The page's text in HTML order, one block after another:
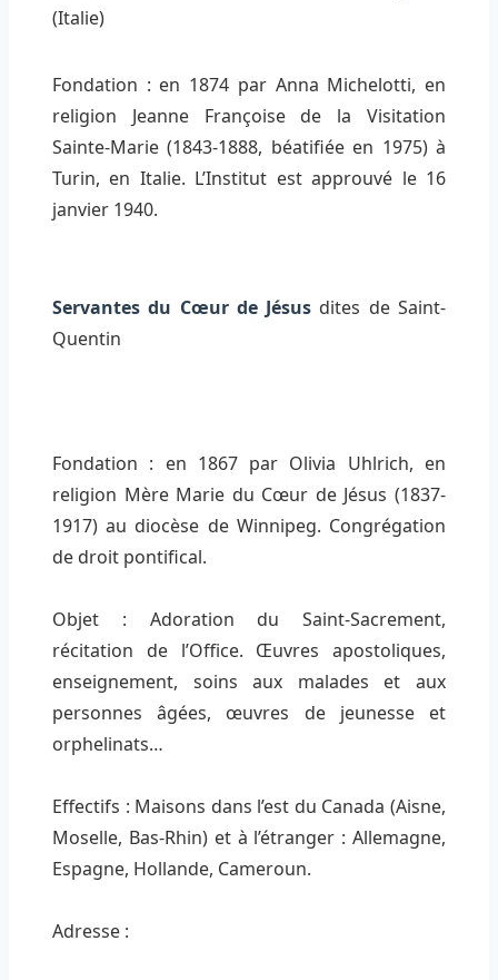
(Italie)
Fondation : en 1874 par Anna Michelotti, en
religion Jeanne Françoise de la Visitation
Sainte-Marie (1843-1888, béatifiée en 1975) à
Turin, en Italie. L’Institut est approuvé le 16
janvier 1940.
Servantes du Cœur de Jésus dites de Saint-
Quentin
Fondation : en 1867 par Olivia Uhlrich, en
religion Mère Marie du Cœur de Jésus (1837-
1917) au diocèse de Winnipeg. Congrégation
de droit pontifical.
Objet : Adoration du Saint-Sacrement,
récitation de l’Office. Œuvres apostoliques,
enseignement, soins aux malades et aux
personnes âgées, œuvres de jeunesse et
orphelinats…
Effectifs : Maisons dans l’est du Canada (Aisne,
Moselle, Bas-Rhin) et à l’étranger : Allemagne,
Espagne, Hollande, Cameroun.
Adresse :